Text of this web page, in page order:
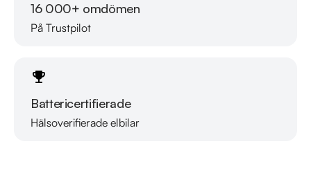
16 000+ omdömen
På Trustpilot
Battericertifierade
Hälsoverifierade elbilar
Läs mer om oss